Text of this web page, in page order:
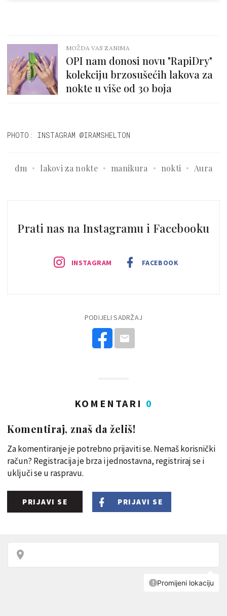
MOŽDA VAS ZANIMA
OPI nam donosi novu "RapiDry"
kolekciju brzosušećih lakova za
nokte u više od 30 boja
PHOTO: INSTAGRAM @IRAMSHELTON
dm lakovi za nokte manikura nokti Aura
Prati nas na Instagramu i Facebooku
INSTAGRAM FACEBOOK
PODIJELI SADRŽAJ
KOMENTARI 0
Komentiraj, znaš da želiš!
Za komentiranje je potrebno prijaviti se. Nemaš korisnički
račun? Registracija je brza i jednostavna, registriraj se i
uključi se u raspravu.
PRIJAVI SE PRIJAVI SE